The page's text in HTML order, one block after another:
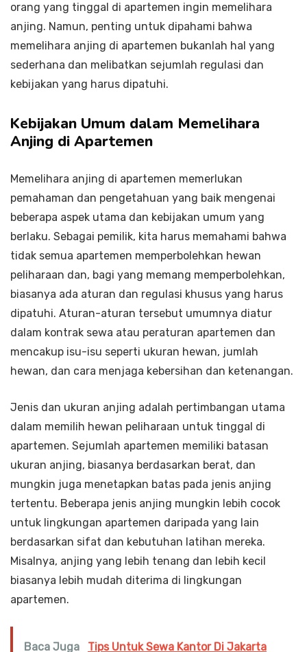
orang yang tinggal di apartemen ingin memelihara
anjing. Namun, penting untuk dipahami bahwa
memelihara anjing di apartemen bukanlah hal yang
sederhana dan melibatkan sejumlah regulasi dan
kebijakan yang harus dipatuhi.
Kebijakan Umum dalam Memelihara
Anjing di Apartemen
Memelihara anjing di apartemen memerlukan
pemahaman dan pengetahuan yang baik mengenai
beberapa aspek utama dan kebijakan umum yang
berlaku. Sebagai pemilik, kita harus memahami bahwa
tidak semua apartemen memperbolehkan hewan
peliharaan dan, bagi yang memang memperbolehkan,
biasanya ada aturan dan regulasi khusus yang harus
dipatuhi. Aturan-aturan tersebut umumnya diatur
dalam kontrak sewa atau peraturan apartemen dan
mencakup isu-isu seperti ukuran hewan, jumlah
hewan, dan cara menjaga kebersihan dan ketenangan.
Jenis dan ukuran anjing adalah pertimbangan utama
dalam memilih hewan peliharaan untuk tinggal di
apartemen. Sejumlah apartemen memiliki batasan
ukuran anjing, biasanya berdasarkan berat, dan
mungkin juga menetapkan batas pada jenis anjing
tertentu. Beberapa jenis anjing mungkin lebih cocok
untuk lingkungan apartemen daripada yang lain
berdasarkan sifat dan kebutuhan latihan mereka.
Misalnya, anjing yang lebih tenang dan lebih kecil
biasanya lebih mudah diterima di lingkungan
apartemen.
Baca Juga Tips Untuk Sewa Kantor Di Jakarta